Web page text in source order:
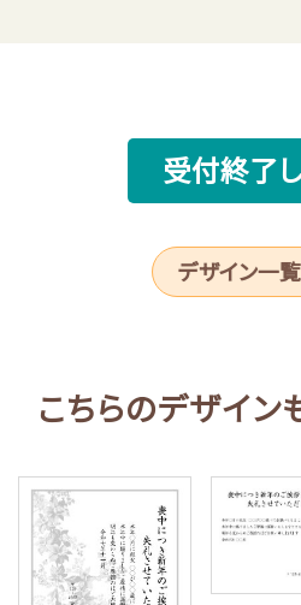
受付終了
デザイン一
こちらのデザイン